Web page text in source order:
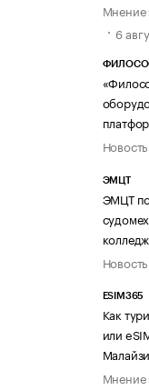
Мнение
6
Новость
ЭМЦТ
ЭМЦТ
Новость
ESIM365
Как
или
Мнение